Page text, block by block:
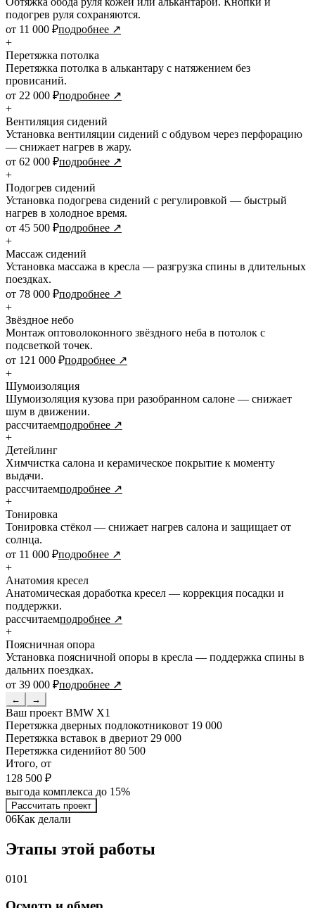
подогрев руля сохраняются.
от 11 000 ₽подробнее ↗
+
Перетяжка потолка
Перетяжка потолка в алькантару с натяжением без
провисаний.
от 22 000 ₽подробнее ↗
+
Вентиляция сидений
Установка вентиляции сидений с обдувом через перфорацию
— снижает нагрев в жару.
от 62 000 ₽подробнее ↗
+
Подогрев сидений
Установка подогрева сидений с регулировкой — быстрый
нагрев в холодное время.
от 45 500 ₽подробнее ↗
+
Массаж сидений
Установка массажа в кресла — разгрузка спины в длительных
поездках.
от 78 000 ₽подробнее ↗
+
Звёздное небо
Монтаж оптоволоконного звёздного неба в потолок с
подсветкой точек.
от 121 000 ₽подробнее ↗
+
Шумоизоляция
Шумоизоляция кузова при разобранном салоне — снижает
шум в движении.
рассчитаемподробнее ↗
+
Детейлинг
Химчистка салона и керамическое покрытие к моменту
выдачи.
рассчитаемподробнее ↗
+
Тонировка
Тонировка стёкол — снижает нагрев салона и защищает от
солнца.
от 11 000 ₽подробнее ↗
+
Анатомия кресел
Анатомическая доработка кресел — коррекция посадки и
поддержки.
рассчитаемподробнее ↗
+
Поясничная опора
Установка поясничной опоры в кресла — поддержка спины в
дальних поездках.
от 39 000 ₽подробнее ↗
← →
Ваш проект BMW X1
Перетяжка дверных подлокотниковот 19 000
Перетяжка вставок в двериот 29 000
Перетяжка сиденийот 80 500
Итого, от
128 500 ₽
выгода комплекса до 15%
Рассчитать проект
06Как делали
Этапы этой работы
0101